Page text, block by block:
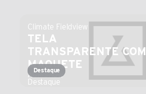
Climate Fieldview
TELA
TRANSPARENTE COM
MAQUETE
AGRISHOW
Destaque
Destaque